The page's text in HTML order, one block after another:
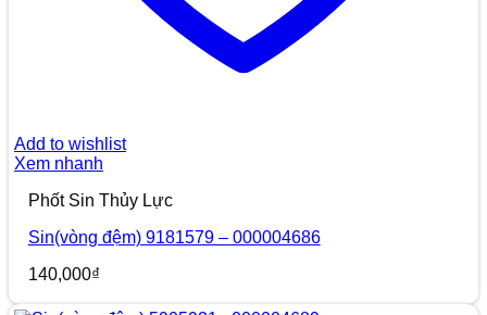
Add to wishlist
Xem nhanh
Phốt Sin Thủy Lực
Sin(vòng đệm) 9181579 – 000004686
140,000₫